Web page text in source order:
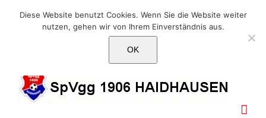
E-Mail: info@1906haidhausen.de
FacebookInstagram
E-
Diese Website benutzt Cookies. Wenn Sie die Website weiter
nutzen, gehen wir von Ihrem Einverständnis aus.
OK